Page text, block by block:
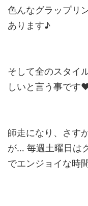
色んなグラップリ
あります♪
そして全のスタイ
しいと言う事です
師走になり、さす
が… 毎週土曜日は
でエンジョイな